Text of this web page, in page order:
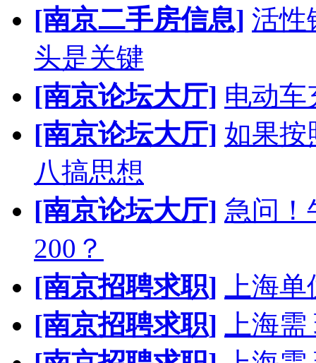
[南京二手房信息] 活性
头是关键
[南京论坛大厅] 电动车
[南京论坛大厅] 如果按
八搞思想
[南京论坛大厅] 急问！
200？
[南京招聘求职]
上海
[南京招聘求职]
上海